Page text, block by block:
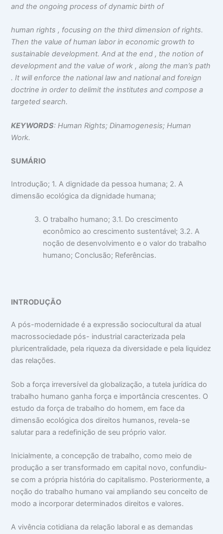
and the ongoing process of dynamic birth of
human rights , focusing on the third dimension of rights.
Then the value of human labor in economic growth to
sustainable development. And at the end , the notion of
development and the value of work , along the man’s path
. It will enforce the national law and national and foreign
doctrine in order to delimit the institutes and compose a
targeted search.
KEYWORDS: Human Rights; Dinamogenesis; Human
Work.
SUMÁRIO
Introdução; 1. A dignidade da pessoa humana; 2. A
dimensão ecológica da dignidade humana;
O trabalho humano; 3.1. Do crescimento
econômico ao crescimento sustentável; 3.2. A
noção de desenvolvimento e o valor do trabalho
humano; Conclusão; Referências.
INTRODUÇÃO
A pós-modernidade é a expressão sociocultural da atual
macrossociedade pós- industrial caracterizada pela
pluricentralidade, pela riqueza da diversidade e pela liquidez
das relações.
Sob a força irreversível da globalização, a tutela jurídica do
trabalho humano ganha força e importância crescentes. O
estudo da força de trabalho do homem, em face da
dimensão ecológica dos direitos humanos, revela-se
salutar para a redefinição de seu próprio valor.
Inicialmente, a concepção de trabalho, como meio de
produção a ser transformado em capital novo, confundiu-
se com a própria história do capitalismo. Posteriormente, a
noção do trabalho humano vai ampliando seu conceito de
modo a incorporar determinados direitos e valores.
A vivência cotidiana da relação laboral e as demandas